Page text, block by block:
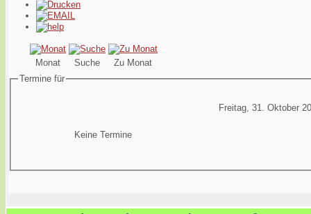
Monat Suche
Zu Monat
Termine für
Freitag, 31. Oktober
Keine Termine